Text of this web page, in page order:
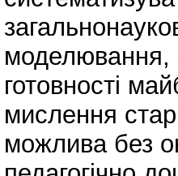
моделювання,
готовності
мислення
можлива без